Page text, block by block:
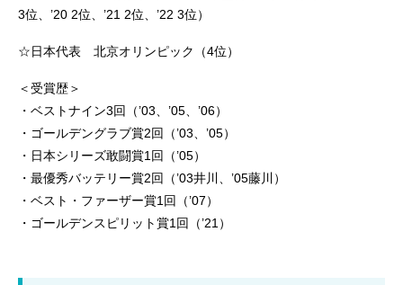
3位、’20 2位、’21 2位、’22 3位）
☆日本代表 北京オリンピック（4位）
＜受賞歴＞
・ベストナイン3回（’03、’05、’06）
・ゴールデングラブ賞2回（’03、’05）
・日本シリーズ敢闘賞1回（’05）
・最優秀バッテリー賞2回（’03井川、’05藤川）
・ベスト・ファーザー賞1回（’07）
・ゴールデンスピリット賞1回（’21）